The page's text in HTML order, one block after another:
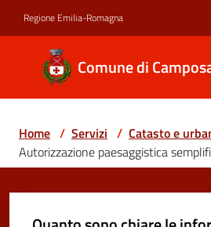
Regione Emilia-Romagna
Comune di
Comune di
Camposanto
Amministrazione
Home / Servizi / Catasto e
Autorizzazione paesaggistica